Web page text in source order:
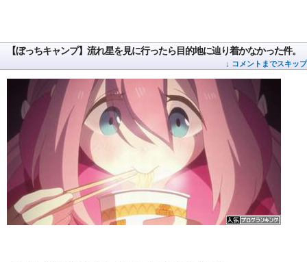
【ぼっちキャンプ】流れ星を見に行ったら目的地に辿り着かなかった件。
↓ コメントまでスキップ